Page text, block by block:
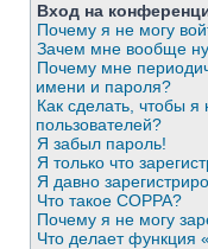
Вход на
Почему я не могу
Зачем мне вообще
Почему мне
имени и пароля?
Как сделать, чтобы я
пользователей?
Я забыл пароль!
Я только что
Я давно
Что такое COPPA?
Почему я не могу
Что делает функция